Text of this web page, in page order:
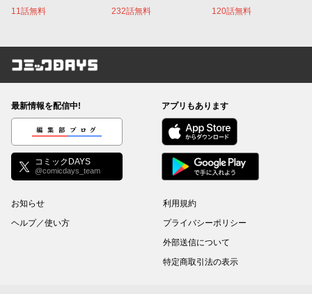
11話無料 232話無料 120話無料
コミックDAYS
最新情報を配信中!
編集部ブログ
コミックDAYS
@comicdays_team
アプリもあります
お知らせ
ヘルプ／使い方
利用規約
プライバシーポリシー
外部送信について
特定商取引法の表示